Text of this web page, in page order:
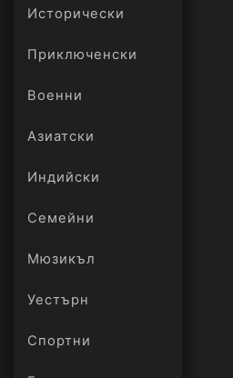
Исторически
Приключенски
Военни
Азиатски
Индийски
Семейни
Мюзикъл
Уестърн
Спортни